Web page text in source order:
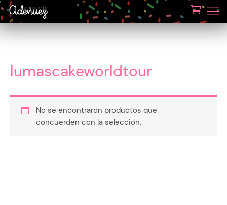
lumascakeworldtour
No se encontraron productos que
concuerden con la selección.